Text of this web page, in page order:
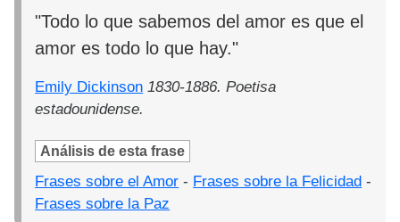
"Todo lo que sabemos del amor es que el
amor es todo lo que hay."
Emily Dickinson 1830-1886. Poetisa
estadounidense.
Análisis de esta frase
Frases sobre el Amor - Frases sobre la Felicidad -
Frases sobre la Paz